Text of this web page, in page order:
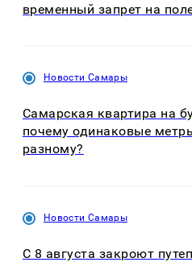
временный запрет на
Новости Самары
Самарская квартира на
почему одинаковые
разному?
Новости Самары
С 8 августа закроют